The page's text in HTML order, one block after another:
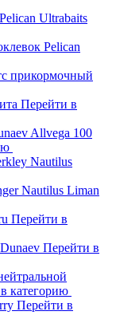
Pelican Ultrabaits
Pelican
прикормочный
Перейти в
Allvega 100
Nautilus
Nautilus Liman
Перейти в
Dunaev Перейти в
категорию
Перейти в